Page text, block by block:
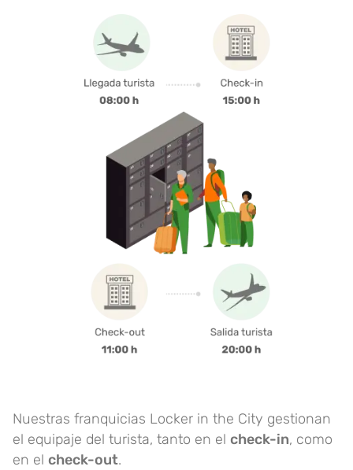
Nuestras franquicias Locker in the City gestionan
el equipaje del turista, tanto en el check-in, como
en el check-out.